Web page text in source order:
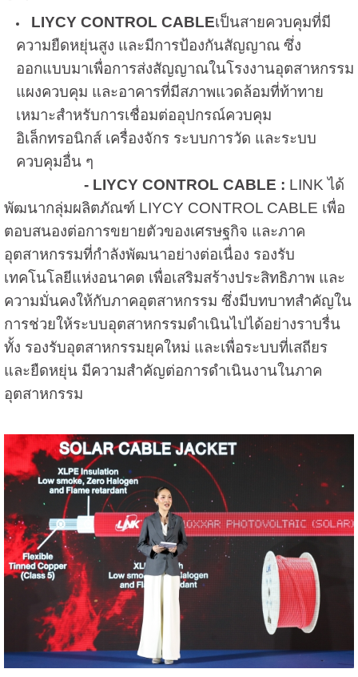
LIYCY CONTROL CABLEเป็นสายควบคุมที่มี
ความยืดหยุ่นสูง และมีการป้องกันสัญญาณ ซึ่ง
ออกแบบมาเพื่อการส่งสัญญาณในโรงงานอุตสาหกรรม
แผงควบคุม และอาคารที่มีสภาพแวดล้อมที่ท้าทาย
เหมาะสำหรับการเชื่อมต่ออุปกรณ์ควบคุม
อิเล็กทรอนิกส์ เครื่องจักร ระบบการวัด และระบบ
ควบคุมอื่น ๆ
- LIYCY CONTROL CABLE : LINK ได้
พัฒนากลุ่มผลิตภัณฑ์ LIYCY CONTROL CABLE เพื่อ
ตอบสนองต่อการขยายตัวของเศรษฐกิจ และภาค
อุตสาหกรรมที่กำลังพัฒนาอย่างต่อเนื่อง รองรับ
เทคโนโลยีแห่งอนาคต เพื่อเสริมสร้างประสิทธิภาพ และ
ความมั่นคงให้กับภาคอุตสาหกรรม ซึ่งมีบทบาทสำคัญใน
การช่วยให้ระบบอุตสาหกรรมดำเนินไปได้อย่างราบรื่น
ทั้ง รองรับอุตสาหกรรมยุคใหม่ และเพื่อระบบที่เสถียร
และยืดหยุ่น มีความสำคัญต่อการดำเนินงานในภาค
อุตสาหกรรม